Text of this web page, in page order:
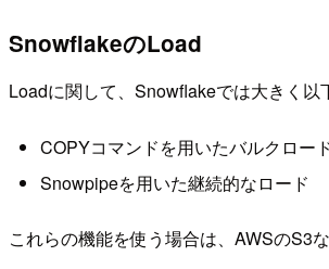
SnowflakeのLoad
Loadに関して、Snowflakeでは大きく以
COPYコマンドを用いたバルクロー
Snowpipeを用いた継続的なロード
これらの機能を使う場合は、AWSのS3